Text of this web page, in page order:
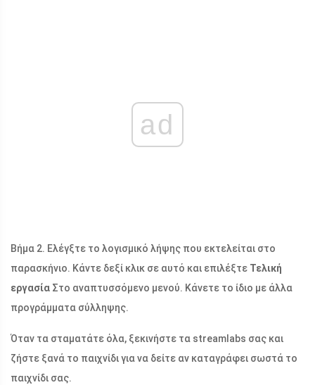
ad
Βήμα 2. Ελέγξτε το λογισμικό λήψης που εκτελείται στο
παρασκήνιο. Κάντε δεξί κλικ σε αυτό και επιλέξτε Τελική
εργασία Στο αναπτυσσόμενο μενού. Κάνετε το ίδιο με άλλα
προγράμματα σύλληψης.
Όταν τα σταματάτε όλα, ξεκινήστε τα streamlabs σας και
ζήστε ξανά το παιχνίδι για να δείτε αν καταγράφει σωστά το
παιχνίδι σας.